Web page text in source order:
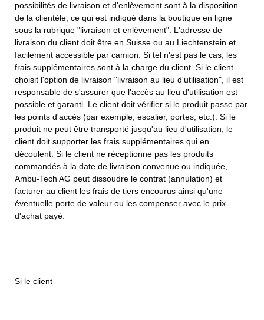
possibilités de livraison et d'enlèvement sont à la disposition
de la clientèle, ce qui est indiqué dans la boutique en ligne
sous la rubrique "livraison et enlèvement". L'adresse de
livraison du client doit être en Suisse ou au Liechtenstein et
facilement accessible par camion. Si tel n'est pas le cas, les
frais supplémentaires sont à la charge du client. Si le client
choisit l'option de livraison "livraison au lieu d'utilisation", il est
responsable de s'assurer que l'accès au lieu d'utilisation est
possible et garanti. Le client doit vérifier si le produit passe par
les points d'accès (par exemple, escalier, portes, etc.). Si le
produit ne peut être transporté jusqu'au lieu d'utilisation, le
client doit supporter les frais supplémentaires qui en
découlent. Si le client ne réceptionne pas les produits
commandés à la date de livraison convenue ou indiquée,
Ambu-Tech AG peut dissoudre le contrat (annulation) et
facturer au client les frais de tiers encourus ainsi qu'une
éventuelle perte de valeur ou les compenser avec le prix
d'achat payé.
Si le client